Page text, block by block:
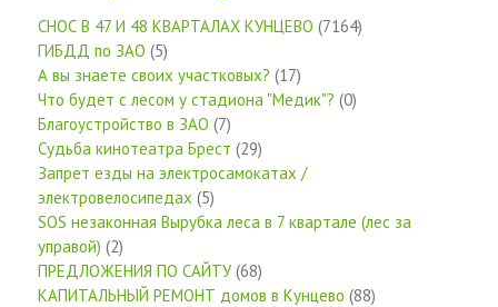
СНОС В 47 И 48 КВАРТАЛАХ КУНЦЕВО (7164)
ГИБДД по ЗАО (5)
А вы знаете своих участковых? (17)
Что будет с лесом у стадиона "Медик"? (0)
Благоустройство в ЗАО (7)
Судьба кинотеатра Брест (29)
Запрет езды на электросамокатах /
электровелосипедах (5)
SOS незаконная Вырубка леса в 7 квартале (лес за
управой) (2)
ПРЕДЛОЖЕНИЯ ПО САЙТУ(68)
КАПИТАЛЬНЫЙ РЕМОНТ домов в Кунцево (88)